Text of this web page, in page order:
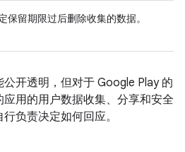
保留期限过后删除收集的数据。
开透明，但对于 Google Play 的
用的用户数据收集、分享和安全
负责决定如何回应。